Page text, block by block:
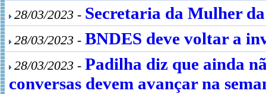
28/03/2023 - Secretaria da Mulher
28/03/2023 - BNDES deve voltar a
28/03/2023 - Padilha diz que ainda
conversas devem avançar na